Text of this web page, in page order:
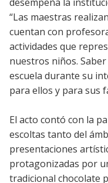
“Las maestras
cuentan con
actividades que
nuestros niños.
escuela durante su
para ellos y para sus
El acto contó con la
escoltas tanto del
presentaciones
protagonizadas por
tradicional chocolate